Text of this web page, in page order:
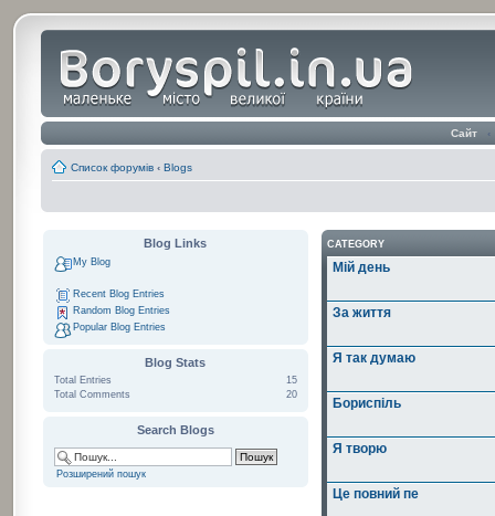
Сайт ‹
Список форумів ‹ Blogs
Blog Links
My Blog
Recent Blog Entries
Random Blog Entries
Popular Blog Entries
Blog Stats
15
Total Entries
20
Total Comments
Search Blogs
Розширений пошук
CATEGORY
Мій день
За життя
Я так думаю
Бориспіль
Я творю
Це повний пе